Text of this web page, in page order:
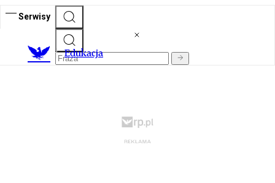
Serwisy
Edukacja